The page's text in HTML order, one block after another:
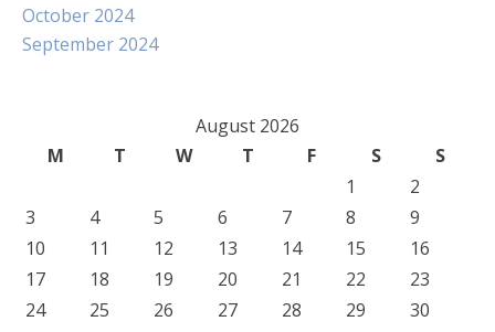
October 2024
September 2024
August 2026
M
T W T F S
S
1
2
3
4 5 6 7 8
9
10
11 12 13 14 15
16
17
18 19 20 21 22
23
24
25 26 27 28 29
30